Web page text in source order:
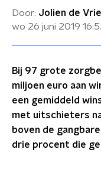
Door: Jolien de
wo 26 juni 2019
Bij 97 grote
miljoen euro aan
een gemiddeld
met uitschieters
boven de
drie procent die